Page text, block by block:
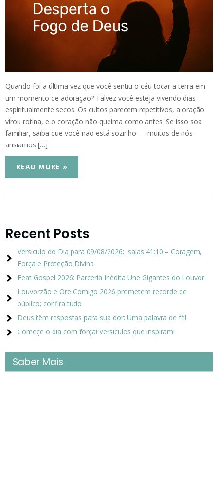
Quando foi a última vez que você sentiu o céu tocar a terra em
um momento de adoração? Talvez você esteja vivendo dias
espiritualmente secos. Os cultos parecem repetitivos, a oração
virou rotina, e o coração não queima como antes. Se isso soa
familiar, saiba que você não está sozinho — muitos de nós
ansiamos […]
READ MORE »
Recent Posts
Versículo do Dia para 09/08/2026: Isaías 41:10 – Coragem,
Força e Proteção Divina
Feat Gospel 2026: Parceria Inédita Une Gigantes do Louvor
Louvorzão e Ore Comigo 2026 prometem recorde de
público; confira tudo
Deus têm respostas para sua dor: Uma palavra de fé!
Começe o dia com força! Versiculos que inspiram!
Saber Mais